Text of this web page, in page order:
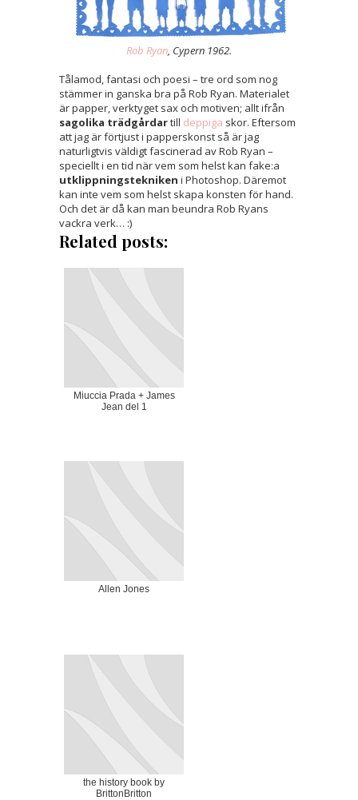
Rob Ryan , Cypern 1962.
Tålamod, fantasi och poesi – tre ord som nog
stämmer in ganska bra på Rob Ryan. Materialet
är papper, verktyget sax och motiven; allt ifrån
sagolika trädgårdartill deppiga skor. Eftersom
att jag är förtjust i papperskonst så är jag
naturligtvis väldigt fascinerad av Rob Ryan –
speciellt i en tid när vem som helst kan fake:a
utklippningstekniken i Photoshop. Däremot
kan inte vem som helst skapa konsten för hand.
Och det är då kan man beundra Rob Ryans
vackra verk… :)
Related posts:
Miuccia Prada + James
Jean del 1
Allen Jones
the history book by
BrittonBritton